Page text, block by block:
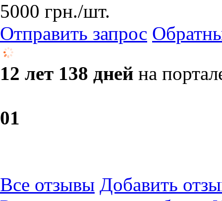
5000 грн./шт.
Отправить запрос
12 лет 138 дней на
01
Все отзывы Добавить